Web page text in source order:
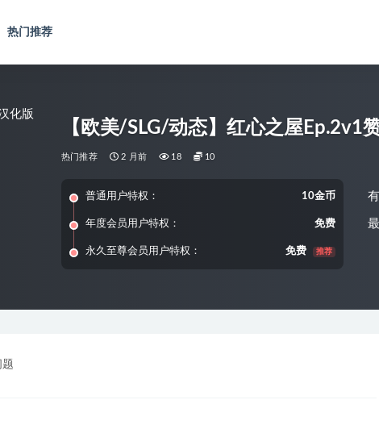
热门推荐
【欧美/SLG/动态】红心之屋Ep.2v1
热门推荐 2 月前 18 10
普通用户特权： 10金币
年度会员用户特权： 免费
永久至尊会员用户特权： 免费 推荐
题